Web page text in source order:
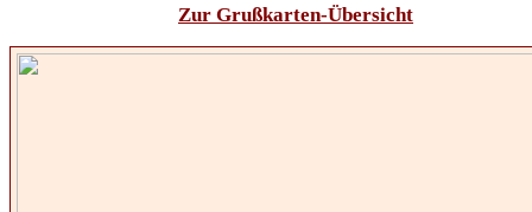
Zur Grußkarten-Übersicht